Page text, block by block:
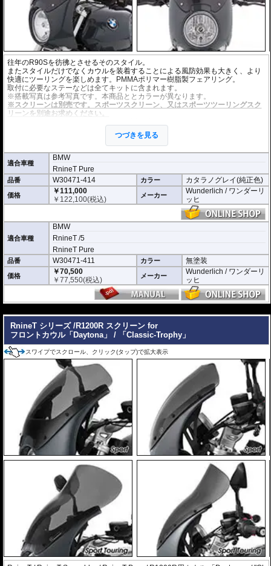
往年のR90Sを彷彿とさせるそのスタイル。
またスタイルだけでなくカウルを装着することによる風防効果も大きく、より
快適にツーリングを楽しめます。PMMAポリマー樹脂製フェアリング。
取付に必要なステーなどは全てキットに含まれます。
※搭載写真は参考写真です。本商品ととカラーが異なります。
※スクリーンは別売です。スポーツスクリーン、又はスポーツツーリングスク
リーンを別途お求めください。
り方などにより、若干の色味が異なる可能性が御座います。カウル裏側も同色
つづきを見る
適合車種
BMW
RnineT Pure
品番 W30471-414 カラー カタラノグレイ(純正色)
価格
￥111,000
￥ 122,100(税込) メーカー
Wunderlich / ワンダーリ
ッヒ
適合車種
BMW
RnineT /5
RnineT Pure
品番 W30471-411 カラー 無塗装
価格
￥70,500
￥77,550(税込) メーカー
Wunderlich / ワンダーリ
ッヒ
RnineT シリーズ /R1200R スクリーン for
フロントカウル「Daytona」 / 「Classic-Trophy」
スワイプでスクロール、クリック(タップ)で拡大表示